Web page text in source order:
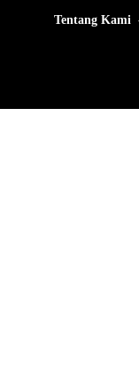
Tentang Kami